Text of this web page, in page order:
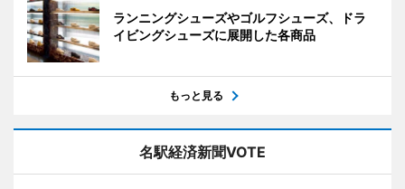
ランニングシューズやゴルフシューズ、ドラ
イビングシューズに展開した各商品
もっと見る
名駅経済新聞VOTE